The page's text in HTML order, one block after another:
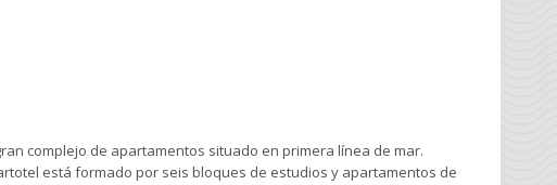
complejo de apartamentos situado en primera línea de mar.
está formado por seis bloques de estudios y apartamentos de